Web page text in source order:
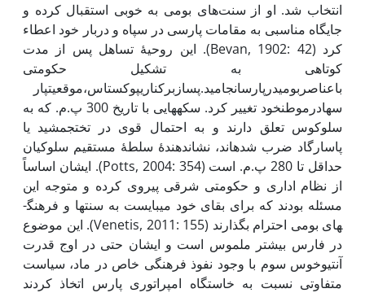
انتخاب شد. او از سنت‌های بومی به خوبی استقبال کرده و
جایگاه مناسبی به مقامات پارسی در سپاه و دربار خود اعطاء
کرد (Bevan, 1902: 42). این روحیۀ تساهل پس از مدت
کوتاهی به تشکیل حکومتی
باعناصربومیدرپارسانجامید.پسازبرکناریپوکستاس،موقعیتپار
س­هادرموطنخود تغییر کرد. سکه­هایی با تاریخ 300 پ.م. که به
سلوکوس تعلق دارند و به احتمال قوی در تخت­جمشید یا
پاسارگاد ضرب شده­اند، نشان­دهندۀ سلطۀ مستقیم سلوکیان
حداقل تا 280 پ.م. است (Potts, 2004: 354). ایشان اساساً
از نظام اداری و حکومتی شرقی پیروی کرده و متوجه این
مسئله بودند که برای بقای خود می­بایست به سنت­ها و فرهنگ­
های بومی احترام بگذارند (Venetis, 2011: 155). این موضوع
در فارس بیشتر ملموس است و ایشان حتی در اوج قدرت
آنتیوخوس سوم با وجود نفوذ فرهنگی خاص در ماد، سیاست
متفاوتی نسبت به خاستگاه امپراتوری پارس اتخاذ کردند